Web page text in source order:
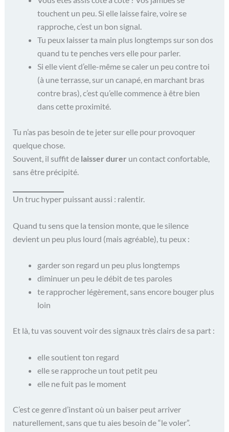
touchent un peu. Si elle laisse faire, voire se
rapproche, c’est un bon signal.
Tu peux laisser ta main plus longtemps sur son dos
quand tu te penches vers elle pour parler.
Si elle vient d’elle-même se caler un peu contre toi
(à une terrasse, sur un canapé, en marchant bras
contre bras), c’est qu’elle commence à être bien
dans cette proximité.
Tu n’as pas besoin de te jeter sur elle pour provoquer
quelque chose.
Souvent, il suffit de laisser durer un contact confortable,
sans être précipité.
Un truc hyper puissant aussi : ralentir.
Quand tu sens que la tension monte, que le silence
devient un peu plus lourd (mais agréable), tu peux :
garder son regard un peu plus longtemps
diminuer un peu le débit de tes paroles
te rapprocher légèrement, sans encore bouger plus
loin
Et là, tu vas souvent voir des signaux très clairs de sa part :
elle soutient ton regard
elle se rapproche un tout petit peu
elle ne fuit pas le moment
C’est ce genre d’instant où un baiser peut arriver
naturellement, sans que tu aies besoin de “le voler”.